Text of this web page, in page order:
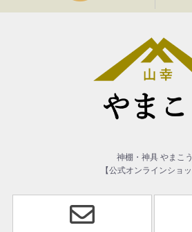
神棚・神具 やまこう
【公式オンラインショッ